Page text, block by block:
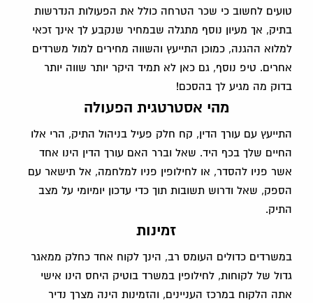
טועים לחשוב כי שכר הטרחה כולל את הפעולות הנדרשות
בתיק, אך מעיון נוסף מתגלה שבמחיר שנקבע לך אינך זכאי
למלוא ההגנה, כמוכן התייעץ והשווה מחירים למול משרדים
אחרים. טיפ נוסף, גם כאן לא תמיד היקר יותר שווה יותר
בדוק מה מגיע לך בהסכם!
מהי אסטרטגית הפעולה
התייעץ עם עורך הדין, קח חלק פעיל בניהול התיק, הרי אלו
החיים שלך בכף היד. שאל וברר האם עורך הדין הינו אחד
אשר פניו להסדר, או לחילופין פניו למלחמה, אל תישאר עם
הספק, שאל ודרוש תשובות תוך כדי עדכון יומיומי על מצב
התיק.
זמינות
במשרדים כדולים העומס רב, הינך לקוח אחד כחלק ממאגר
גדול של לקוחות, לחילופין במשרד בוטיק היחס הינו אישי
אתה הלקוח במרכז העניינים, והזמינות הינה מצרך נדיר